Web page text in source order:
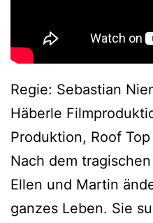
Regie: Sebastian
Häberle
Produktion, Roof
Nach dem
Ellen und Martin
ganzes Leben. Sie